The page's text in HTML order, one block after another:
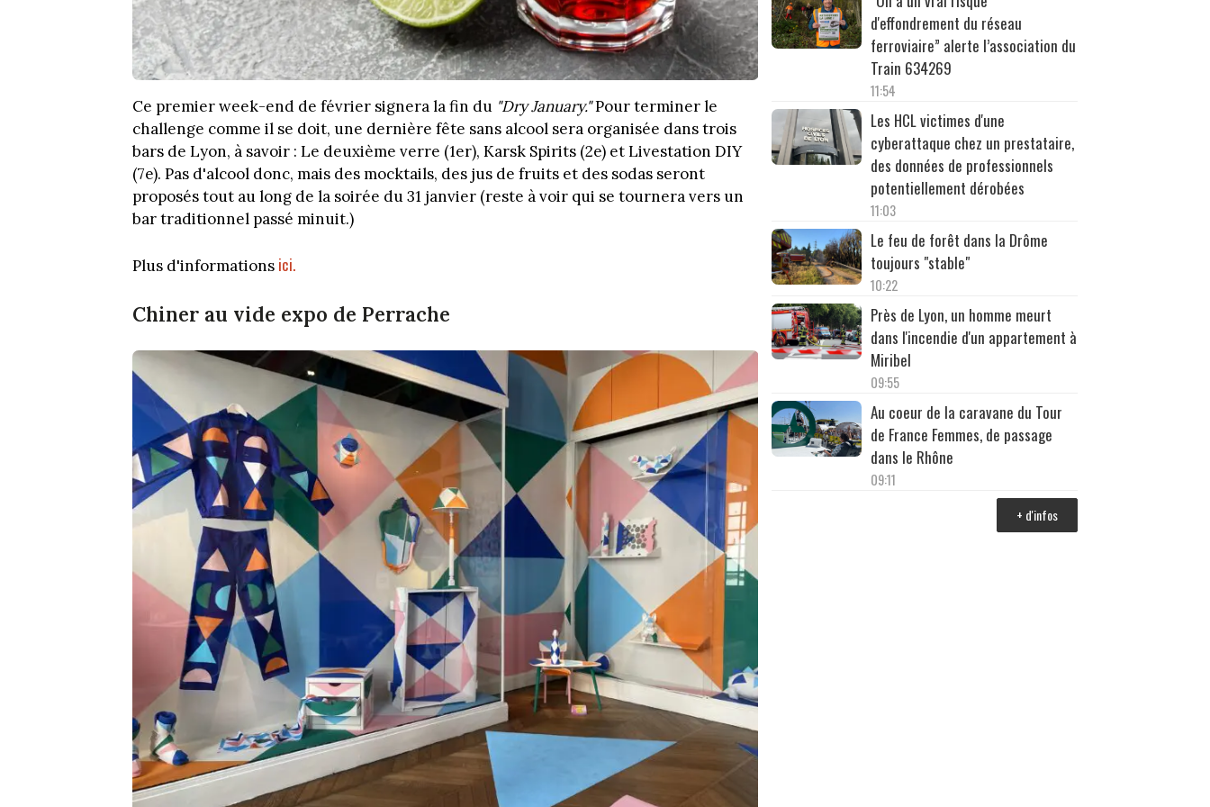
Ce premier week-end de février signera la fin du "Dry January."Pour terminer le
challenge comme il se doit, une dernière fête sans alcool sera organisée dans trois
bars de Lyon, à savoir : Le deuxième verre (1er), Karsk Spirits (2e) et Livestation DIY
(7e). Pas d'alcool donc, mais des mocktails, des jus de fruits et des sodas seront
proposés tout au long de la soirée du 31 janvier (reste à voir qui se tournera vers un
bar traditionnel passé minuit.)
Plus d'informations ici.
Chiner au vide expo de Perrache
d'effondrement du réseau
ferroviaire” alerte l’association du
Train 634269
11:54
Les HCL victimes d'une
cyberattaque chez un prestataire,
des données de professionnels
potentiellement dérobées
11:03
Le feu de forêt dans la Drôme
toujours "stable"
10:22
Près de Lyon, un homme meurt
dans l'incendie d'un appartement à
Miribel
09:55
Au coeur de la caravane du Tour
de France Femmes, de passage
dans le Rhône
09:11
+ d'infos